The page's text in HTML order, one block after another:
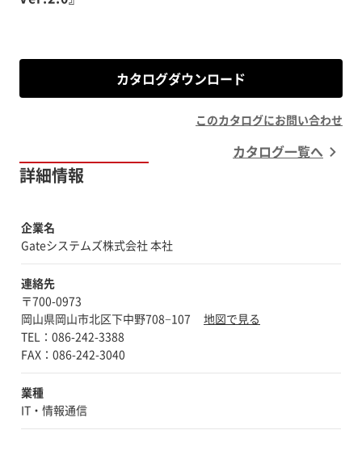
カタログダウンロード
このカタログにお問い合わせ
カタログ一覧へ
詳細情報
企業名
Gateシステムズ株式会社 本社
連絡先
〒700-0973
岡山県岡山市北区下中野708−107
地図で見る
TEL：086-242-3388
業種
IT・情報通信